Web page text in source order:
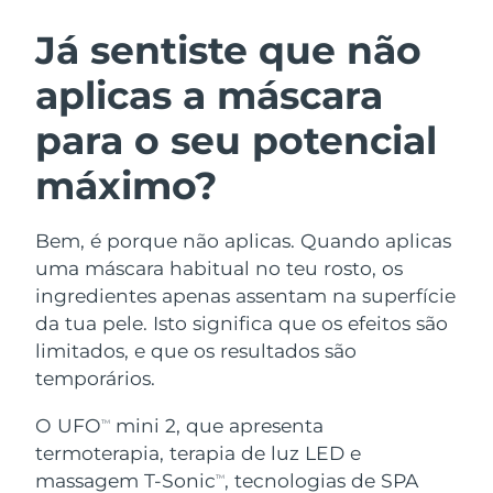
Já sentiste que não
aplicas a máscara
para o seu potencial
máximo?
Bem, é porque não aplicas. Quando aplicas
uma máscara habitual no teu rosto, os
ingredientes apenas assentam na superfície
da tua pele. Isto significa que os efeitos são
limitados, e que os resultados são
temporários.
O UFOTM
mini 2, que apresenta
termoterapia, terapia de luz LED e
massagem T-SonicTM, tecnologias de SPA
Limpeza facial
LUNA™ 4 kit
Anti-aging massage
LUNA™ 4 Plus
Massage, LED heating
LUNA™ 4 Men
For men, anti-aging massage
Lifting facial
BEAR™ 2 kit
Microcurrent toning
BEAR™ 2 go
Microcurrent toning on-the-go
BEAR™ 2 eyes & lips
Microcurrent line smoothing device
Hidratação
UFO™ 3 kit
Deep facial hydration
Near-infrared and red light therapy
device
Cuidado oral
issa™ 4
Hybrid silicone sonic toothbrush
issa™ 4 plus
Smart hybrid silicone sonic toothbrush
TRATAMENTO ANTIENVELHECIMENTO
FAQ™
Antienvelhecimento Tratamentos LED
Áustria Entrega prevista
Barein Entrega prevista
Bélgica Entrega prevista8/11/26
Bermudas
Bósnia e
Herzegovina
Entrega prevista8/14/26
Brunei Entrega prevista8/16/26
Bulgária
Canadá Entrega prevista
Chile Entrega prevista8/15/26